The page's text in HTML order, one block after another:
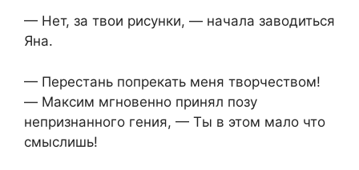
— Нет, за твои рисунки, — начала заводиться
Яна.
— Перестань попрекать меня творчеством!
— Максим мгновенно принял позу
непризнанного гения, — Ты в этом мало что
смыслишь!